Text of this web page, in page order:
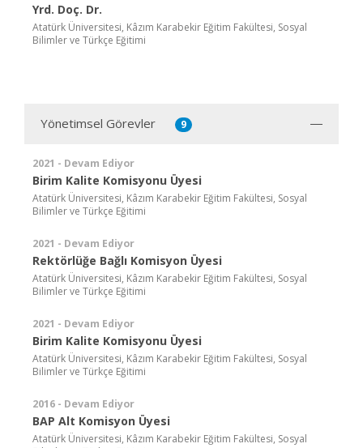
Yrd. Doç. Dr.
Atatürk Üniversitesi, Kâzım Karabekir Eğitim Fakültesi, Sosyal
Bilimler ve Türkçe Eğitimi
Yönetimsel Görevler 9
2021 - Devam Ediyor
Birim Kalite Komisyonu Üyesi
Atatürk Üniversitesi, Kâzım Karabekir Eğitim Fakültesi, Sosyal
Bilimler ve Türkçe Eğitimi
2021 - Devam Ediyor
Rektörlüğe Bağlı Komisyon Üyesi
Atatürk Üniversitesi, Kâzım Karabekir Eğitim Fakültesi, Sosyal
Bilimler ve Türkçe Eğitimi
2021 - Devam Ediyor
Birim Kalite Komisyonu Üyesi
Atatürk Üniversitesi, Kâzım Karabekir Eğitim Fakültesi, Sosyal
Bilimler ve Türkçe Eğitimi
2016 - Devam Ediyor
BAP Alt Komisyon Üyesi
Atatürk Üniversitesi, Kâzım Karabekir Eğitim Fakültesi, Sosyal